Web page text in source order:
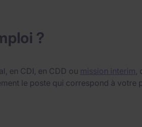
?
en CDI, en CDD ou mission interim ,
le poste qui correspond à